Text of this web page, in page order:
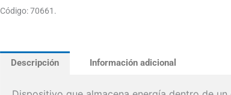
Código: 70661.
Descripción Información adicional